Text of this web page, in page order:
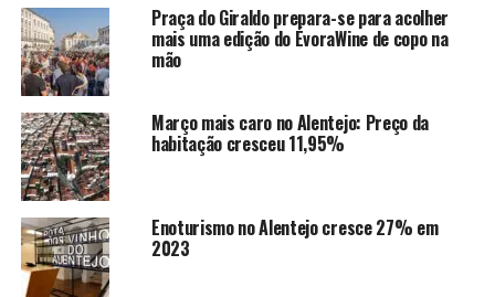
Praça do Giraldo prepara-se para acolher
mais uma edição do ÉvoraWine de copo na
mão
Março mais caro no Alentejo: Preço da
habitação cresceu 11,95%
Enoturismo no Alentejo cresce 27% em
2023